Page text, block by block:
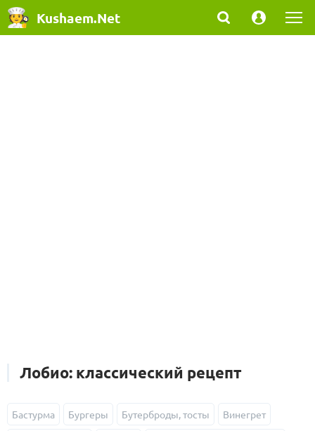
Kushaem.Net
Лобио: классический рецепт
Бастурма Бургеры Бутерброды, тосты Винегрет